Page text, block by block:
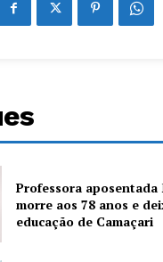
Professora
morre aos 78 anos e
educação de Camaçari